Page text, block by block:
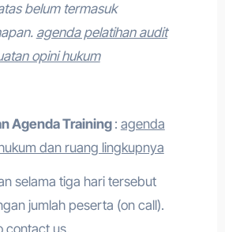
belum termasuk
agenda pelatihan audit
opini hukum
Agenda Training : agenda
dan ruang lingkupnya
selama tiga hari tersebut
jumlah peserta (on call).
contact us.